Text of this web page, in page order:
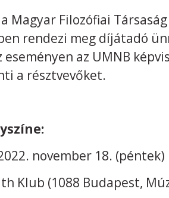
Magyar Filozófiai
rendezi meg díjátadó
az UMNB
a résztvevőket.
november 18. (péntek)
Klub (1088 Budapest,